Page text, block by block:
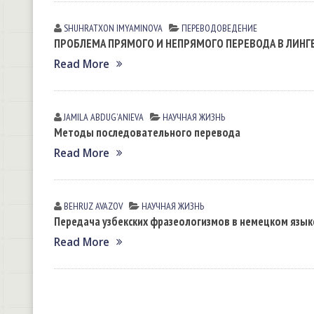
SHUHRATXON IMYAMINOVА ПЕРЕВОДОВЕДЕНИЕ
ПРОБЛЕМА ПРЯМОГО И НЕПРЯМОГО ПЕРЕВОДА В
Read More
JAMILA АBDUGʼАNIEVА НАУЧНАЯ ЖИЗНЬ
Методы последовательного перевода
Read More
BEHRUZ AVAZOV НАУЧНАЯ ЖИЗНЬ
Передача узбекских фразеологизмов в немецком
Read More